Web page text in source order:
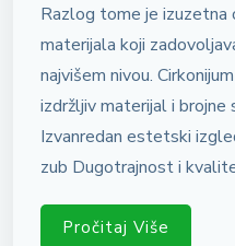
Razlog tome je
materijala koji
najvišem nivou.
izdržljiv materijal i brojne
Izvanredan estetski
zub Dugotrajnost i
Pročitaj Više